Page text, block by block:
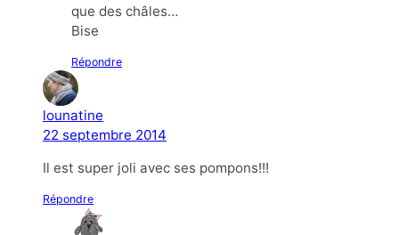
que des châles…
Bise
Répondre
lounatine
22 septembre 2014
Il est super joli avec ses pompons!!!
Répondre